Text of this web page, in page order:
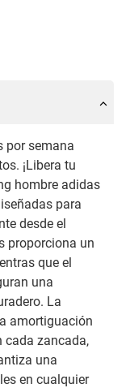
por semana
¡Libera tu
hombre adidas
para
desde el
proporciona un
que el
una
La
amortiguación
cada zancada,
una
en cualquier